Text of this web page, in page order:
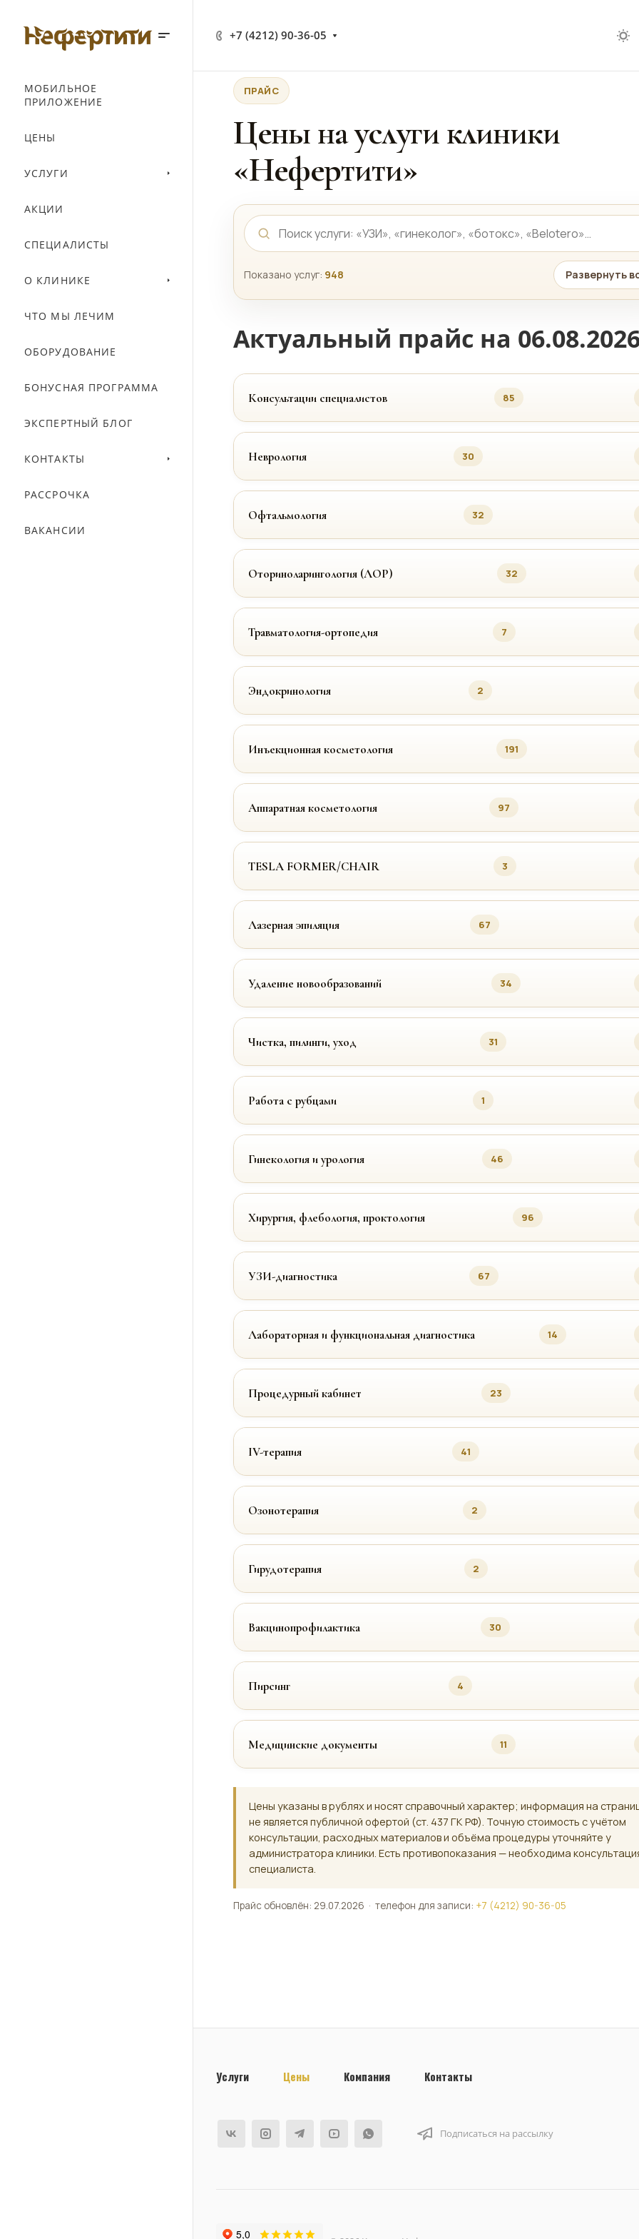
+7 (4212) 90-36-05
МОБИЛЬНОЕ
ПРИЛОЖЕНИЕ
ЦЕНЫ
УСЛУГИ
АКЦИИ
СПЕЦИАЛИСТЫ
О КЛИНИКЕ
ЧТО МЫ ЛЕЧИМ
ОБОРУДОВАНИЕ
БОНУСНАЯ ПРОГРАММА
ЭКСПЕРТНЫЙ БЛОГ
КОНТАКТЫ
РАССРОЧКА
ВАКАНСИИ
ПРАЙС
Цены на услуги клиники
«Нефертити»
Показано услуг: 948 Развернуть
Актуальный прайс на
Консультации специалистов 85
Неврология 30
Офтальмология 32
Оториноларингология (ЛОР) 32
Травматология-ортопедия 7
Эндокринология 2
Инъекционная косметология 191
Аппаратная косметология 97
TESLA FORMER/CHAIR 3
Лазерная эпиляция 67
Удаление новообразований 34
Чистка, пилинги, уход 31
Работа с рубцами 1
Гинекология и урология 46
Хирургия, флебология, проктология 96
УЗИ-диагностика 67
Лабораторная и функциональная диагностика 14
Процедурный кабинет 23
IV-терапия 41
Озонотерапия 2
Гирудотерапия 2
Вакцинопрофилактика 30
Пирсинг 4
Медицинские документы 11
Цены указаны в рублях и носят справочный характер; информация на
не является публичной офертой (ст. 437 ГК РФ). Точную стоимость с учётом
консультации, расходных материалов и объёма процедуры уточняйте у
администратора клиники. Есть противопоказания — необходима
специалиста.
Прайс обновлён: 29.07.2026 · телефон для записи: +7 (4212) 90-36-05
Услуги Цены Компания Контакты
Подписаться на рассылку